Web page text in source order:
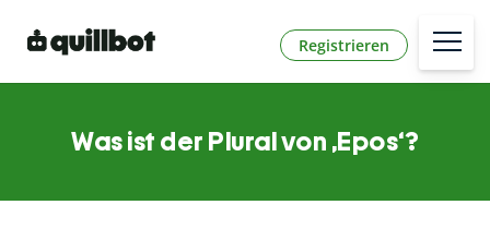
Registrieren
Was ist der Plural von ‚Epos‘?